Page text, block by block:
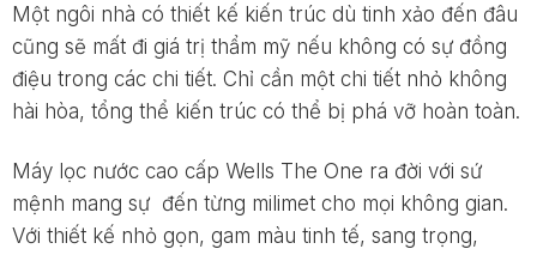
Một ngôi nhà có thiết kế kiến trúc dù tinh xảo đến đâu
cũng sẽ mất đi giá trị thẩm mỹ nếu không có sự đồng
điệu trong các chi tiết. Chỉ cần một chi tiết nhỏ không
hài hòa, tổng thể kiến trúc có thể bị phá vỡ hoàn toàn.
Máy lọc nước cao cấp Wells The One ra đời với sứ
mệnh mang sự đến từng milimet cho mọi không gian.
Với thiết kế nhỏ gọn, gam màu tinh tế, sang trọng,